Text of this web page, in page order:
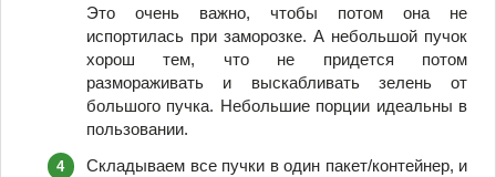
Это очень важно, чтобы потом она не
испортилась при заморозке. А небольшой пучок
хорош тем, что не придется потом
размораживать и выскабливать зелень от
большого пучка. Небольшие порции идеальны в
пользовании.
Складываем все пучки в один пакет/контейнер, и